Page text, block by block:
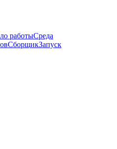
работыСреда
СборщикЗапуск